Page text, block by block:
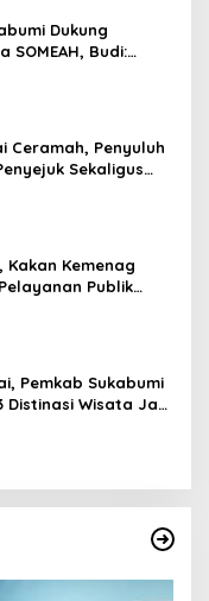
Dukung
SOMEAH, Budi:
Ceramah, Penyuluh
Sekaligus
Kakan Kemenag
Publik
Pemkab Sukabumi
Distinasi Wisata Jadi